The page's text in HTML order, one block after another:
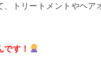
、トリートメントやヘ
す！